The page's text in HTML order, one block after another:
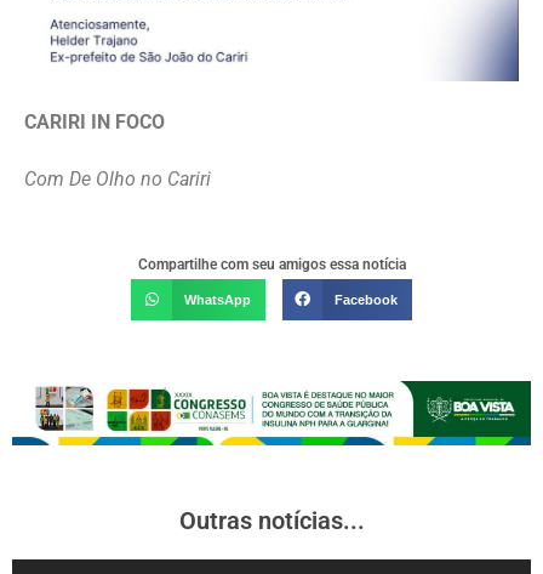
CARIRI IN FOCO
Com De Olho no Cariri
Compartilhe com seu amigos essa notícia
WhatsApp Facebook
Outras notícias...